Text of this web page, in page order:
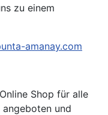
zu einem
amanay.com
Shop für alle
und